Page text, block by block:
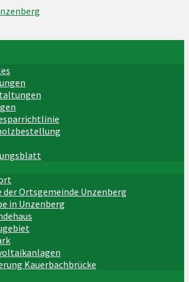
der Ortsgemeinde Unzenberg
in Unzenberg
Kauerbachbrücke